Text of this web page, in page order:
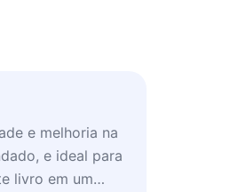
e melhoria na
e ideal para
livro em um